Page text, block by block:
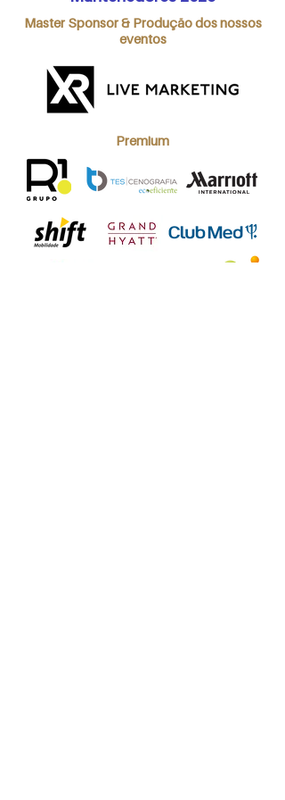
Master Sponsor & Produção dos nossos
eventos
Premium